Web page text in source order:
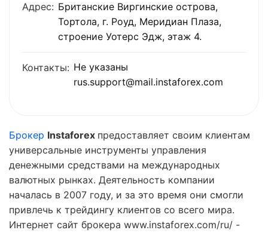
Адрес: Британские Виргинские острова,
Тортола, г. Роуд, Меридиан Плаза,
строение Уотерс Эдж, этаж 4.
Контакты: Не указаны
rus.support@mail.instaforex.com
Брокер Instaforex предоставляет своим клиентам
универсальные инструменты управления
денежными средствами на международных
валютных рынках. Деятельность компании
началась в 2007 году, и за это время они смогли
привлечь к трейдингу клиентов со всего мира.
Интернет сайт брокера www.instaforex.com/ru/ -